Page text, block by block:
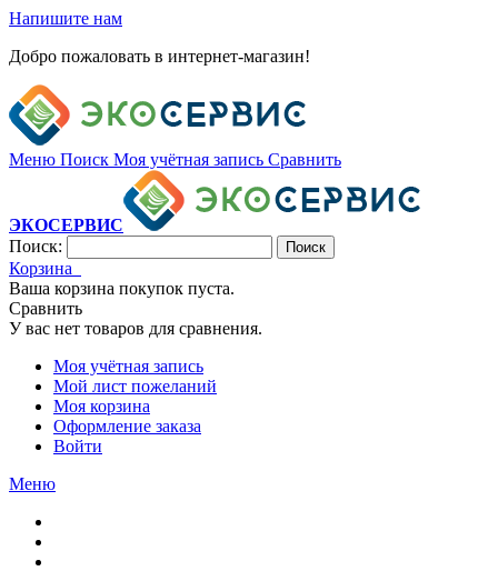
Напишите нам
Добро пожаловать в интернет-магазин!
Меню Поиск Моя учётная запись Сравнить
ЭКОСЕРВИС
Поиск:
Поиск
Корзина
Ваша корзина покупок пуста.
Сравнить
У вас нет товаров для сравнения.
Моя учётная запись
Мой лист пожеланий
Моя корзина
Оформление заказа
Войти
Меню